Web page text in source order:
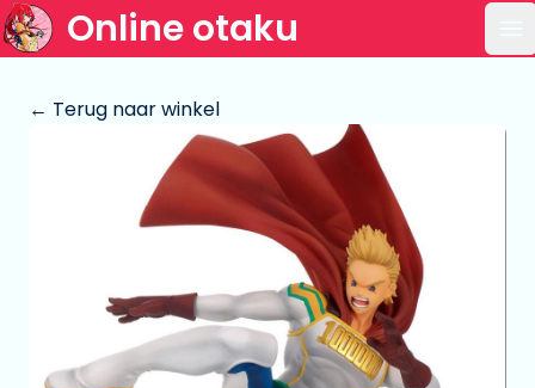
Online otaku
← Terug naar winkel